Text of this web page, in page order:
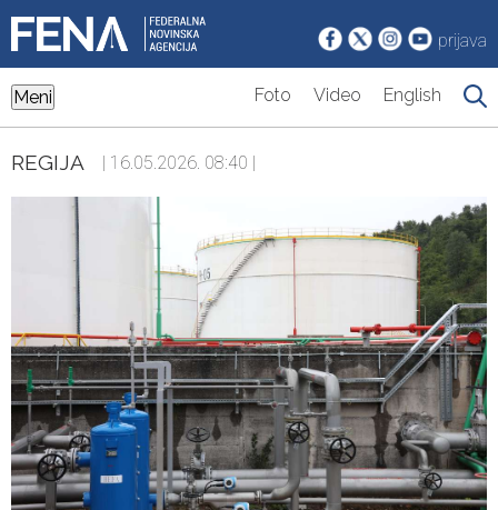
prijava
Meni Foto Video English
REGIJA | 16.05.2026. 08:40 |